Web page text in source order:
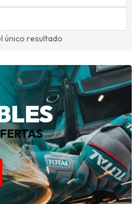
único resultado